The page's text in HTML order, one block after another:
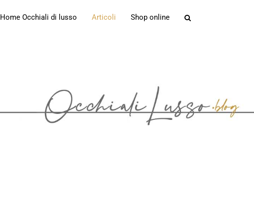
Home Occhiali di lusso Articoli Shop online